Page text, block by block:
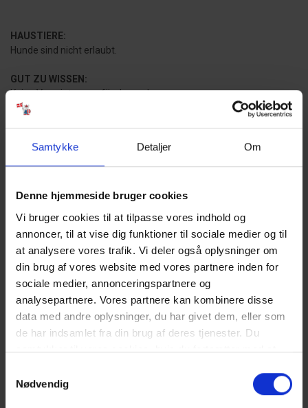
Samtykke Detaljer Om
Denne hjemmeside bruger cookies
Vi bruger cookies til at tilpasse vores indhold og
annoncer, til at vise dig funktioner til sociale medier og til
at analysere vores trafik. Vi deler også oplysninger om
din brug af vores website med vores partnere inden for
sociale medier, annonceringspartnere og
analysepartnere. Vores partnere kan kombinere disse
data med andre oplysninger, du har givet dem, eller som
de har indsamlet fra din brug af deres tjenester. Du
samtykker til vores cookies, hvis du fortsætter med at
Nødvendig
HAUSTIERE:
Hunde sind nicht erlaubt.
GUT ZU WISSEN:
Keine Vermietungen für Jugendgruppen.
Kostenlose Parkplätze vor dem Haus.
Der Wasserverbrauch ist im Preis inbegriffen.
Die Reinigung ist im Preis inbegriffen.
Einzelbetten (je 90x200 cm).
leihen.
Bettwäsche ist nicht inbegriffen, kann aber gekauft werden.
Energiesparendes Haus.
NÄCHSTE EINKÄUFE:
Bäckerei 1 km vom Ferienhaus entfernt. Supermarkt "Storkøb"
ÖFFENTLICHE VERKEHRSMITTEL:
Der nächstgelegene Bahnhof befindet sich in Oksbøl, ca. 10 km